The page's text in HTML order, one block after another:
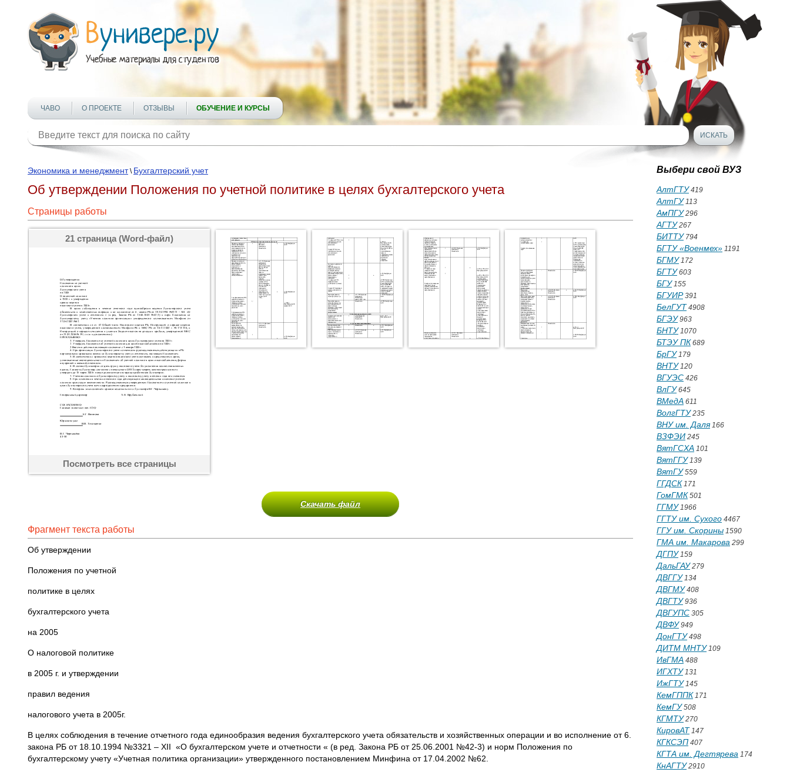
ЧАВО О ПРОЕКТЕ ОТЗЫВЫ ОБУЧЕНИЕ И КУРСЫ
Экономика и менеджмент\ Бухгалтерский учет
Об утверждении Положения по учетной политике в целях бухгалтерского учета
Страницы работы
21 страница (Word-файл)
Посмотреть все страницы
Скачать файл
Фрагмент текста работы
Об утверждении
Положения по учетной
политике в целях
бухгалтерского учета
на 2005
О налоговой политике
в 2005 г. и утверждении
правил ведения
налогового учета в 2005г.
В целях соблюдения в течение отчетного года единообразия ведения бухгалтерского учета обязательств и хозяйственных операции и во исполнение от 6.
закона РБ от 18.10.1994 №3321 – XII «О бухгалтерском учете и отчетности « (в ред. Закона РБ от 25.06.2001 №42-3) и норм Положения по
бухгалтерскому учету «Учетная политика организации» утвержденного постановлением Минфина от 17.04.2002 №62.
Выбери свой ВУЗ
АлтГТУ419
АлтГУ113
АмПГУ296
АГТУ267
БИТТУ794
БГТУ «Военмех» 1191
БГМУ172
БГТУ603
БГУ155
БГУИР391
БелГУТ 4908
БГЭУ963
БНТУ1070
БТЭУ ПК 689
БрГУ179
ВНТУ120
ВГУЭС 426
ВлГУ645
ВМедА 611
ВолгГТУ235
ВНУ им. Даля166
ВЗФЭИ 245
ВятГСХА 101
ВятГГУ139
ВятГУ559
ГГДСК 171
ГомГМК 501
ГГМУ1966
ГГТУ им. Сухого 4467
ГГУ им. Скорины 1590
ГМА им. Макарова 299
ДГПУ159
ДальГАУ279
ДВГГУ134
ДВГМУ408
ДВГТУ936
ДВГУПС 305
ДВФУ949
ДонГТУ498
ДИТМ МНТУ109
ИвГМА 488
ИГХТУ131
ИжГТУ145
КемГППК 171
КемГУ508
КГМТУ270
КировАТ 147
КГКСЭП 407
КГТА им. Дегтярева 174
КнАГТУ2910